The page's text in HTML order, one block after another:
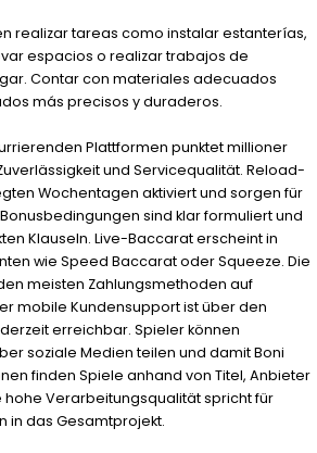
realizar tareas como instalar estanterías,
espacios o realizar trabajos de
Contar con materiales adecuados
más precisos y duraderos.
Plattformen punktetmillioner
und Servicequalität. Reload-
Wochentagen aktiviert und sorgen für
sind klar formuliert und
Klauseln. Live-Baccarat erscheint in
wie Speed Baccarat oder Squeeze. Die
meisten Zahlungsmethoden auf
mobile Kundensupport ist über den
erreichbar. Spieler können
soziale Medien teilen und damit Boni
finden Spiele anhand von Titel, Anbieter
hohe Verarbeitungsqualität spricht für
in das Gesamtprojekt.